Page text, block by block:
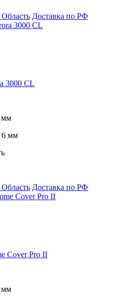
Доставка по РФ
3000 CL
мм
6 мм
Доставка по РФ
Cover Pro II
мм